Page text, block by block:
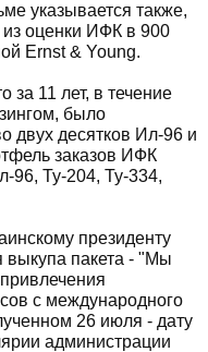
указывается также,
из оценки ИФК в 900
Ernst & Young.
за 11 лет, в течение
было
двух десятков Ил-96 и
заказов ИФК
96, Ту-204, Ту-334,
президенту
выкупа пакета - "Мы
с международного
26 июля - дату
администрации